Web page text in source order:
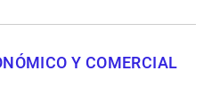
Y COMERCIAL